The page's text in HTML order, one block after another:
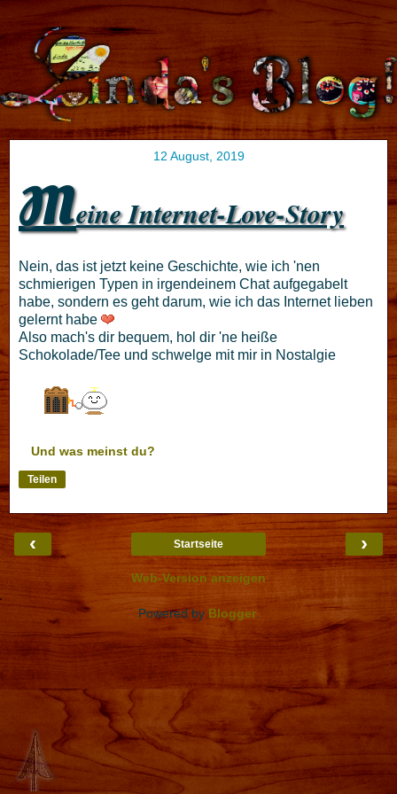
12 August, 2019
Meine Internet-Love-Story
Nein, das ist jetzt keine Geschichte, wie ich 'nen
schmierigen Typen in irgendeinem Chat aufgegabelt
habe, sondern es geht darum, wie ich das Internet lieben
gelernt habe
Also mach's dir bequem, hol dir 'ne heiße
Schokolade/Tee und schwelge mit mir in Nostalgie
Und was meinst du?
Teilen
‹ ›
Startseite
Web-Version anzeigen
Powered by Blogger.